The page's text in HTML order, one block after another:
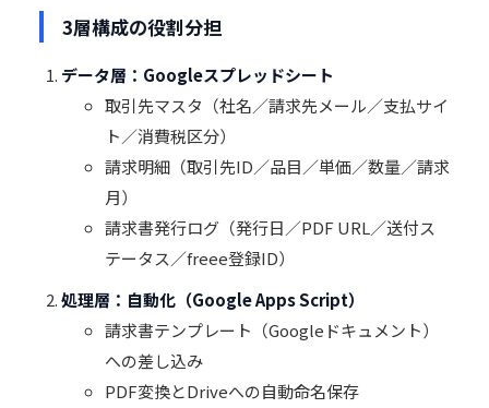
3層構成の役割分担
データ層：Googleスプレッドシート
取引先マスタ（社名／請求先メール／支払サイ
ト／消費税区分）
請求明細（取引先ID／品目／単価／数量／請求
月）
請求書発行ログ（発行日／PDF URL／送付ス
テータス／freee登録ID）
処理層：自動化（Google Apps Script）
請求書テンプレート（Googleドキュメント）
への差し込み
PDF変換とDriveへの自動命名保存